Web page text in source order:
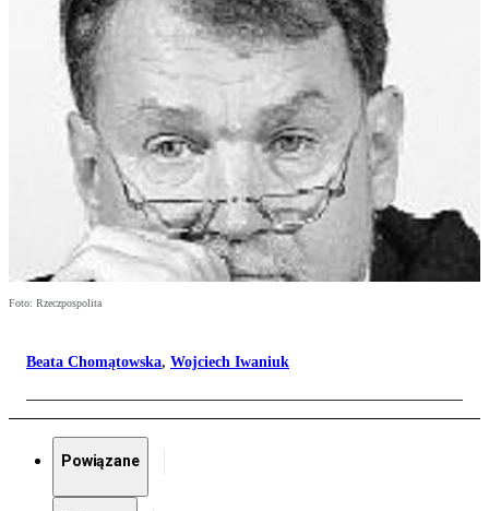
Foto: Rzeczpospolita
Beata Chomątowska, Wojciech Iwaniuk
Powiązane